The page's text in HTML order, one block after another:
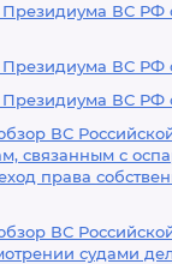
ВС РФ
ВС РФ
ВС РФ
ВС
связанным с
права
ВС
судами